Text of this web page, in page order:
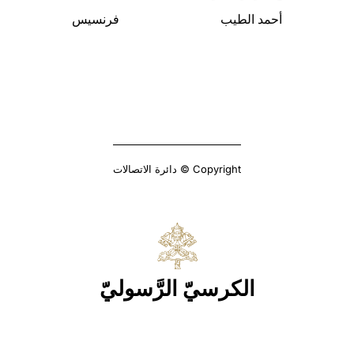
أحمد الطيب فرنسيس
Copyright © دائرة الاتصالات
الكرسيّ الرَّسوليّ